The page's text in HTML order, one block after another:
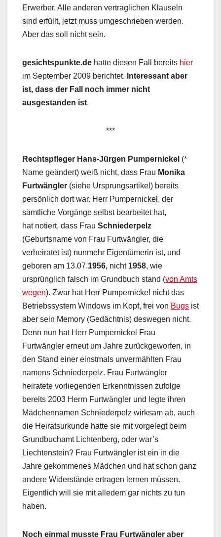
Erwerber. Alle anderen vertraglichen Klauseln
sind erfüllt, jetzt muss umgeschrieben werden.
Aber das soll nicht sein.
gesichtspunkte.de hatte diesen Fall bereits hier
im September 2009 berichtet. Interessant aber
ist, dass der Fall noch immer nicht
ausgestanden ist.
***
Rechtspfleger Hans-Jürgen Pumpernickel (*
Name geändert) weiß nicht, dass Frau Monika
Furtwängler (siehe Ursprungsartikel) bereits
persönlich dort war. Herr Pumpernickel, der
sämtliche Vorgänge selbst bearbeitet hat,
hat notiert, dass Frau Schniederpelz
(Geburtsname von Frau Furtwängler, die
verheiratet ist) nunmehr Eigentümerin ist, und
geboren am 13.07.1956, nicht 1958, wie
ursprünglich falsch im Grundbuch stand (von Amts
wegen). Zwar hat Herr Pumpernickel nicht das
Betriebssystem Windows im Kopf, frei von Bugs ist
aber sein Memory (Gedächtnis) deswegen nicht.
Denn nun hat Herr Pumpernickel Frau
Furtwängler erneut um Jahre zurückgeworfen, in
den Stand einer einstmals unvermählten Frau
namens Schniederpelz. Frau Furtwängler
heiratete vorliegenden Erkenntnissen zufolge
bereits 2003 Herrn Furtwängler und legte ihren
Mädchennamen Schniederpelz wirksam ab, auch
die Heiratsurkunde hatte sie mit vorgelegt beim
Grundbuchamt Lichtenberg, oder war’s
Liechtenstein? Frau Furtwängler ist ein in die
Jahre gekommenes Mädchen und hat schon ganz
andere Widerstände ertragen lernen müssen.
Eigentlich will sie mit alledem gar nichts zu tun
haben.
Noch einmal musste Frau Furtwängler aber